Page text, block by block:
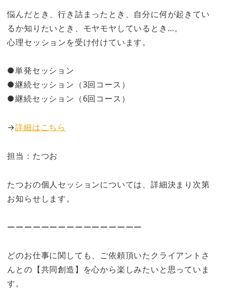
悩んだとき、行き詰まったとき、自分に何が起きてい
るか知りたいとき、モヤモヤしているとき…。
心理セッションを受け付けています。
●単発セッション
●継続セッション（3回コース）
●継続セッション（6回コース）
→詳細はこちら
担当：たつお
たつおの個人セッションについては、詳細決まり次第
お知らせします。
ーーーーーーーーーーーーーーーー
どのお仕事に関しても、ご依頼頂いたクライアントさ
んとの【共同創造】を心から楽しみたいと思っていま
す。